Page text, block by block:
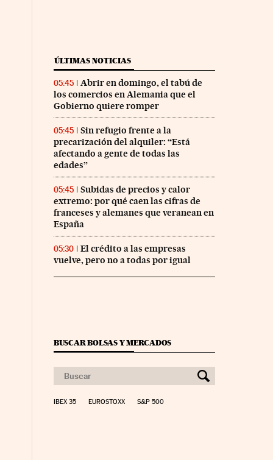
ÚLTIMAS NOTICIAS
05:45
Abrir en domingo, el tabú de
los comercios en Alemania que el
Gobierno quiere romper
05:45
Sin refugio frente a la
precarización del alquiler: “Está
afectando a gente de todas las
edades”
05:45
Subidas de precios y calor
extremo: por qué caen las cifras de
franceses y alemanes que veranean en
España
05:30
El crédito a las empresas
vuelve, pero no a todas por igual
BUSCAR BOLSAS Y MERCADOS
IBEX 35 EUROSTOXX S&P 500